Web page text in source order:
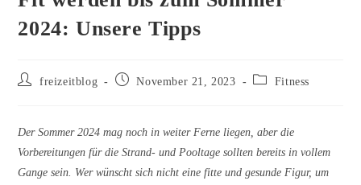
2024: Unsere Tipps
Beitrags-
freizeitblog
BeitragNovember 21, 2023
Beitrags-
Fitness
Der Sommer 2024 mag noch in weiter Ferne liegen, aber die
Vorbereitungen für die Strand- und Pooltage sollten bereits in vollem
Gange sein. Wer wünscht sich nicht eine fitte und gesunde Figur, um